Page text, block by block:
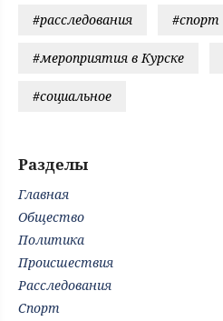
#расследования #спорт
#мероприятия в Курске
#социальное
Разделы
Главная
Общество
Политика
Происшествия
Расследования
Спорт